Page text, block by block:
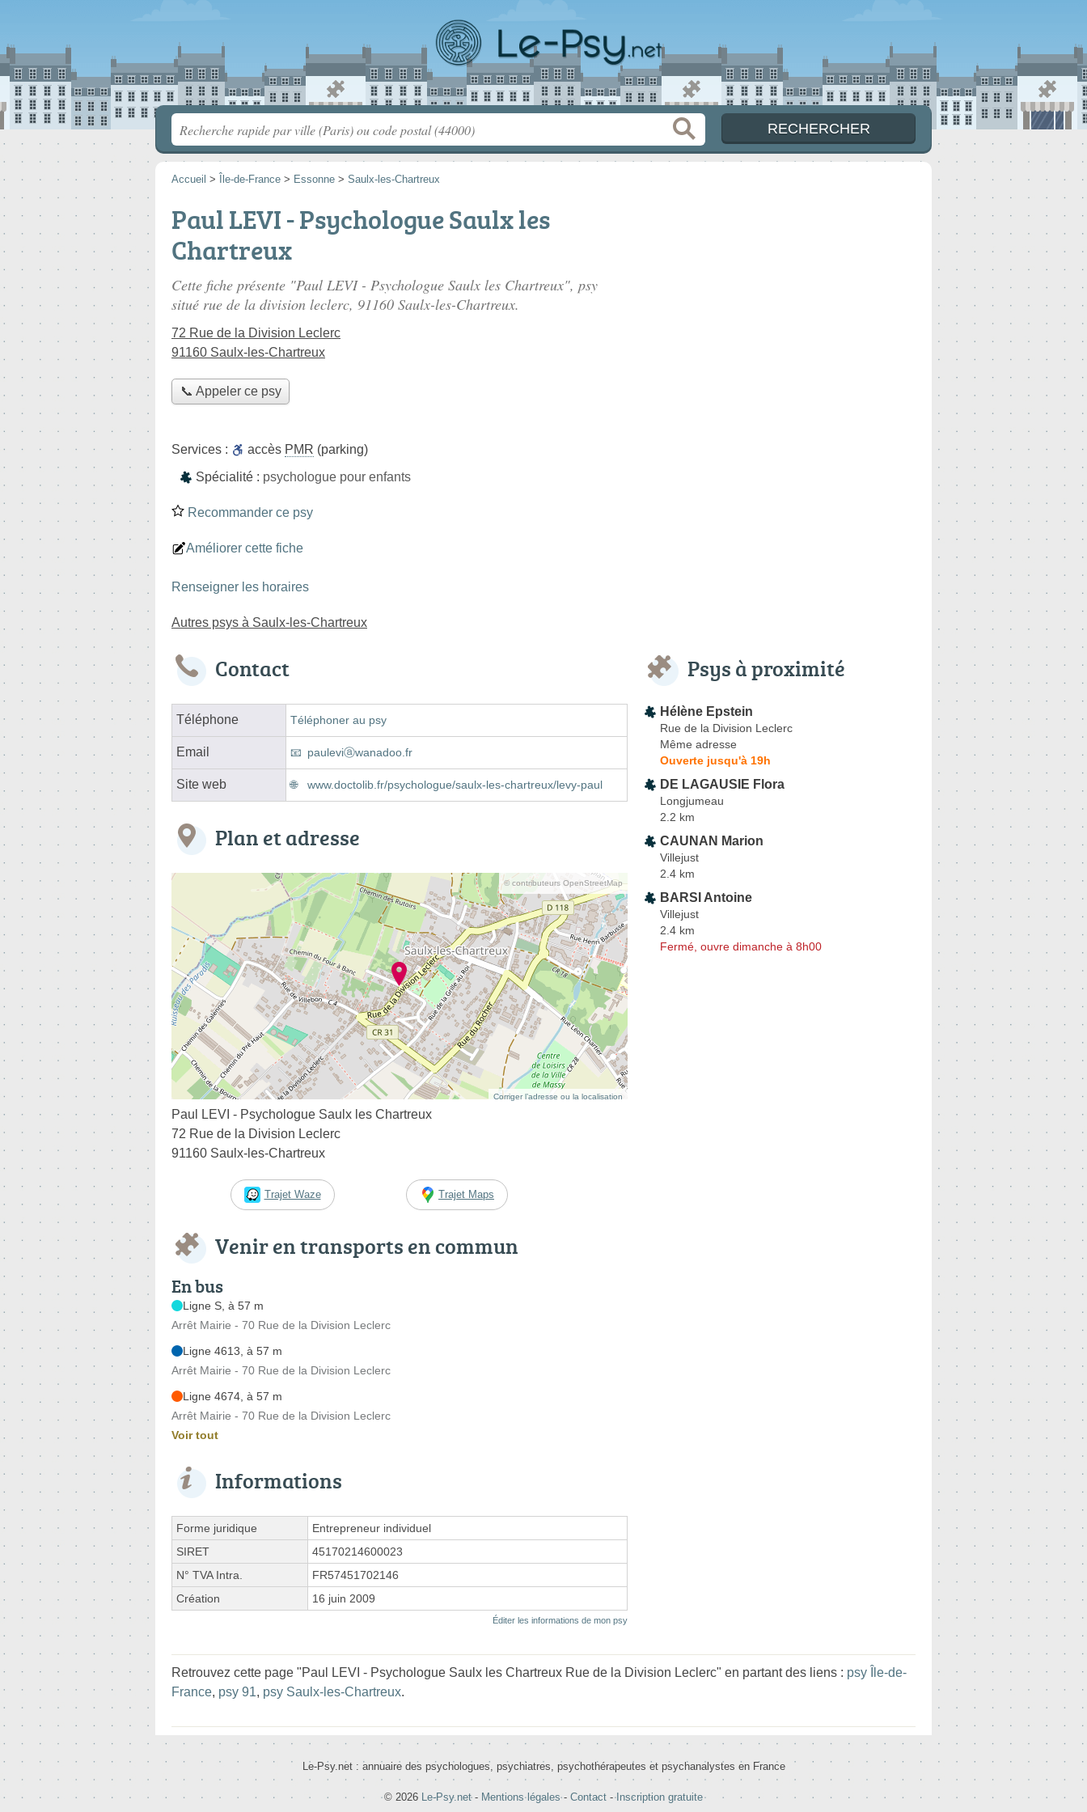
Accueil > Île-de-France > Essonne > Saulx-les-Chartreux
Paul LEVI - Psychologue Saulx les
Chartreux
Cette fiche présente "Paul LEVI - Psychologue Saulx les Chartreux", psy
situé rue de la division leclerc, 91160 Saulx-les-Chartreux.
72 Rue de la Division Leclerc
91160 Saulx-les-Chartreux
📞 Appeler ce psy
Services : accès PMR (parking)
Spécialité : psychologue pour enfants
Recommander ce psy
Améliorer cette fiche
Renseigner les horaires
Autres psys à Saulx-les-Chartreux
Contact
Téléphone Téléphoner au psy
Email pauleviⓐwanadoo.fr
Site web www.doctolib.fr/psychologue/saulx-les-chartreux/levy-paul
Plan et adresse
© contributeurs OpenStreetMap
Corriger l’adresse ou la localisation
Paul LEVI - Psychologue Saulx les Chartreux
72 Rue de la Division Leclerc
91160 Saulx-les-Chartreux
Trajet Waze Trajet Maps
Venir en transports en commun
En bus
Ligne S, à 57 m
Arrêt Mairie - 70 Rue de la Division Leclerc
Ligne 4613, à 57 m
Arrêt Mairie - 70 Rue de la Division Leclerc
Ligne 4674, à 57 m
Arrêt Mairie - 70 Rue de la Division Leclerc
Voir tout
Informations
Forme juridique
Entrepreneur individuel
SIRET
45170214600023
N° TVA Intra.
FR57451702146
Création
16 juin 2009
Éditer les informations de mon psy
Psys à proximité
Hélène Epstein
Rue de la Division Leclerc
Même adresse
Ouverte jusqu'à 19h
DE LAGAUSIE Flora
Longjumeau
2.2 km
CAUNAN Marion
Villejust
2.4 km
BARSI Antoine
Villejust
2.4 km
Fermé, ouvre dimanche à 8h00
Retrouvez cette page "Paul LEVI - Psychologue Saulx les Chartreux Rue de la Division Leclerc" en partant des liens : psy Île-de-
France, psy 91, psy Saulx-les-Chartreux.
Le-Psy.net : annuaire des psychologues, psychiatres, psychothérapeutes et psychanalystes en France
© 2026 Le-Psy.net - Mentions légales- Contact - Inscription gratuite